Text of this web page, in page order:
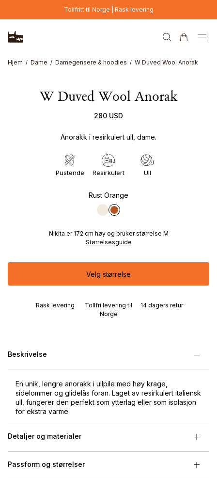
Hopp til hovedinnholdTollfritt til Norge | Rask levering
Hjem Dame Damegensere & hoodies W Duved Wool Anorak
W Duved Wool Anorak
280 USD
Anorakk i resirkulert ull, dame.
Pustende Resirkulert Ull
Rust Orange
Nikita er 172 cm høy og bruker størrelse M
Størrelsesguide
Velg størrelse
Rask levering
Tollfri levering til
Norge
14 dagers retur
Beskrivelse
En unik, lengre anorakk i ullpile med høy krage,
sidelommer og glidelås foran. Laget av resirkulert italiensk
ull, fungerer den perfekt som ytterlag eller som isolasjon
for ekstra varme.
Detaljer og materialer
Passform og størrelser